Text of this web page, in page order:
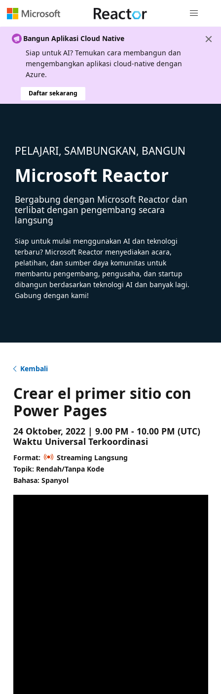
Bangun Aplikasi Cloud Native
Siap untuk AI? Temukan cara membangun dan
mengembangkan aplikasi cloud-native dengan
Azure.
Daftar sekarang
PELAJARI, SAMBUNGKAN, BANGUN
Microsoft Reactor
Bergabung dengan Microsoft Reactor dan
terlibat dengan pengembang secara
langsung
Siap untuk mulai menggunakan AI dan teknologi
terbaru? Microsoft Reactor menyediakan acara,
pelatihan, dan sumber daya komunitas untuk
membantu pengembang, pengusaha, dan startup
dibangun berdasarkan teknologi AI dan banyak lagi.
Gabung dengan kami!
Kembali
Crear el primer sitio con
Power Pages
24 Oktober, 2022 | 9.00 PM - 10.00 PM (UTC)
Waktu Universal Terkoordinasi
Format:
Streaming Langsung
Topik: Rendah/Tanpa Kode
Bahasa: Spanyol